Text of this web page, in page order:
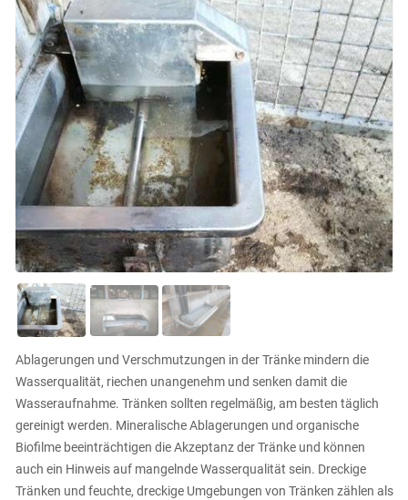
Ablagerungen und Verschmutzungen in der Tränke mindern die
Wasserqualität, riechen unangenehm und senken damit die
Wasseraufnahme. Tränken sollten regelmäßig, am besten täglich
gereinigt werden. Mineralische Ablagerungen und organische
Biofilme beeinträchtigen die Akzeptanz der Tränke und können
auch ein Hinweis auf mangelnde Wasserqualität sein. Dreckige
Tränken und feuchte, dreckige Umgebungen von Tränken zählen als